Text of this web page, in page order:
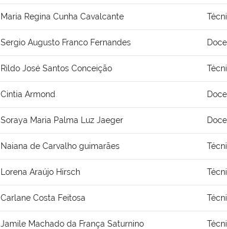
Maria Regina Cunha Cavalcante
Sergio Augusto Franco Fernandes
Rildo José Santos Conceição
Cintia Armond
Soraya Maria Palma Luz Jaeger
Naiana de Carvalho guimarães
Lorena Araújo Hirsch
Carlane Costa Feitosa
Jamile Machado da França Saturnino